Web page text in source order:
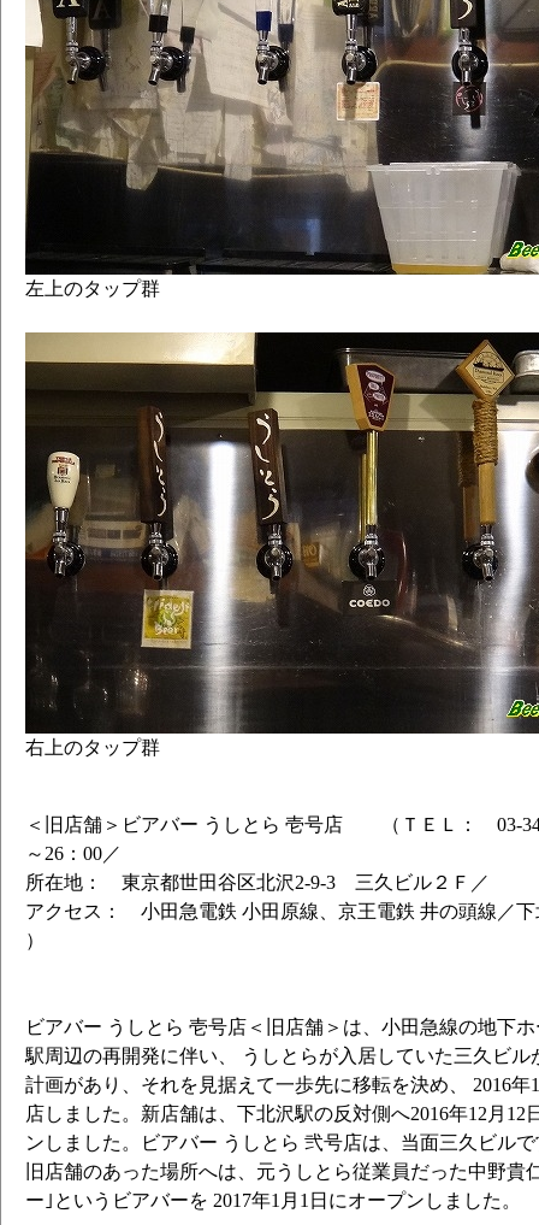
左上のタップ群
右上のタップ群
＜旧店舗＞ビアバー うしとら 壱号店 （ＴＥＬ： 03-
～26：00／
所在地： 東京都世田谷区北沢2-9-3 三久ビル２Ｆ／
アクセス： 小田急電鉄 小田原線、京王電鉄 井の頭線／
）
ビアバー うしとら 壱号店＜旧店舗＞は、小田急線の地下
駅周辺の再開発に伴い、 うしとらが入居していた三久ビル
計画があり、それを見据えて一歩先に移転を決め、 2016年
店しました。新店舗は、下北沢駅の反対側へ2016年12月12
ンしました。ビアバー うしとら 弐号店は、当面三久ビル
旧店舗のあった場所へは、元うしとら従業員だった中野貴
ー｣というビアバーを 2017年1月1日にオープンしました。